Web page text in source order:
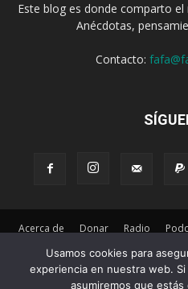
Este blog es donde comparto
Anécdotas,
Contacto:
Acerca de Donar Radio
Suscribirse
© 2026 Desarollado
Usamos cookies para
experiencia en nuestra web.
asumiremos que